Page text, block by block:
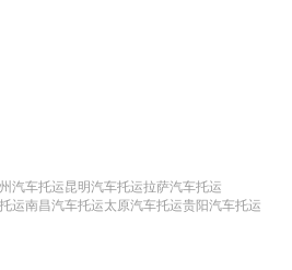
汽车托运昆明汽车托运拉萨汽车托运
运南昌汽车托运太原汽车托运贵阳汽车托运